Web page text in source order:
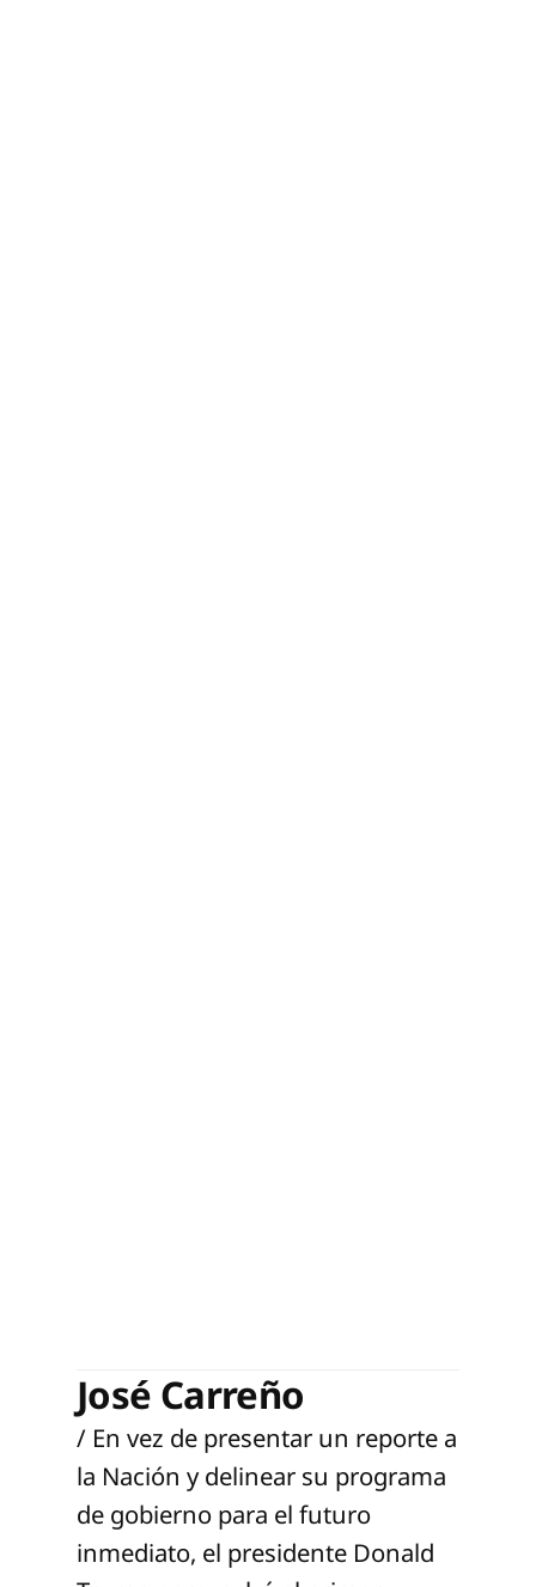
José Carreño
/ En vez de presentar un reporte a
la Nación y delinear su programa
de gobierno para el futuro
inmediato, el presidente Donald